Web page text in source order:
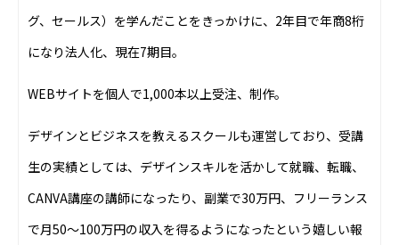
グ、セールス）を学んだことをきっかけに、2年目で年商8桁
になり法人化、現在7期目。
WEBサイトを個人で1,000本以上受注、制作。
デザインとビジネスを教えるスクールも運営しており、受講
生の実績としては、デザインスキルを活かして就職、転職、
CANVA講座の講師になったり、副業で30万円、フリーランス
で月50〜100万円の収入を得るようになったという嬉しい報